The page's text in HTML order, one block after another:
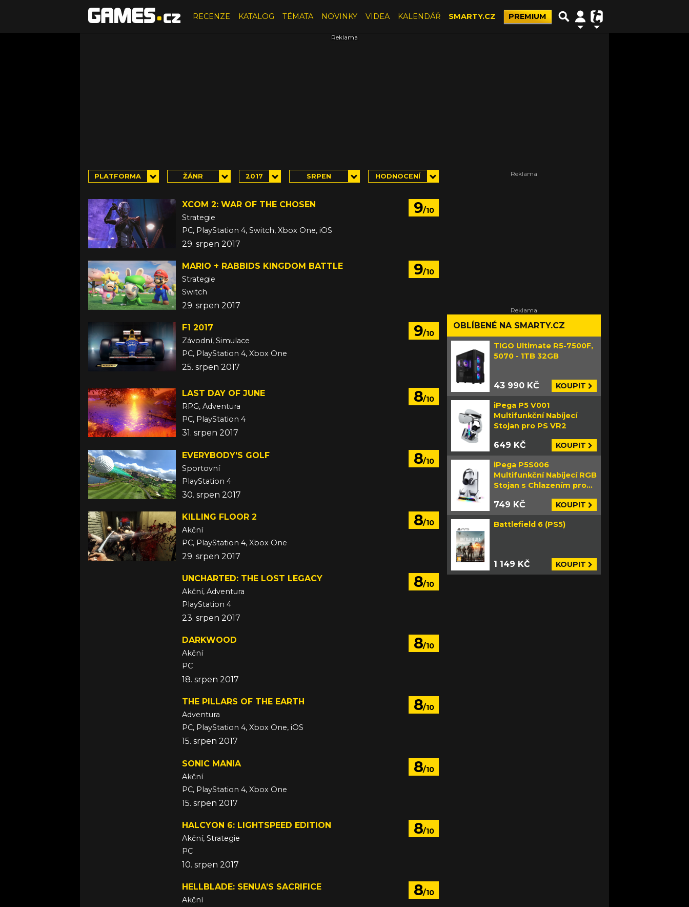
RECENZE KATALOG TÉMATA NOVINKY VIDEA KALENDÁŘ SMARTY.CZ PREMIUM
PLATFORMA ŽÁNR 2017 SRPEN HODNOCENÍ
9/10
XCOM 2: WAR OF THE CHOSEN
Strategie
PC, PlayStation 4, Switch, Xbox One, iOS
29. srpen 2017
9/10
MARIO + RABBIDS KINGDOM BATTLE
Strategie
Switch
29. srpen 2017
9/10
F1 2017
Závodní, Simulace
PC, PlayStation 4, Xbox One
25. srpen 2017
8/10
LAST DAY OF JUNE
RPG, Adventura
PC, PlayStation 4
31. srpen 2017
8/10
EVERYBODY'S GOLF
Sportovní
PlayStation 4
30. srpen 2017
8/10
KILLING FLOOR 2
Akční
PC, PlayStation 4, Xbox One
29. srpen 2017
8/10
UNCHARTED: THE LOST LEGACY
Akční, Adventura
PlayStation 4
23. srpen 2017
8/10
DARKWOOD
Akční
PC
18. srpen 2017
8/10
THE PILLARS OF THE EARTH
Adventura
PC, PlayStation 4, Xbox One, iOS
15. srpen 2017
8/10
SONIC MANIA
Akční
PC, PlayStation 4, Xbox One
15. srpen 2017
8/10
HALCYON 6: LIGHTSPEED EDITION
Akční, Strategie
PC
10. srpen 2017
8/10
HELLBLADE: SENUA’S SACRIFICE
Akční
OBLÍBENÉ NA SMARTY.CZ
TIGO Ultimate R5-7500F,
5070 - 1TB 32GB
43 990 KČ KOUPIT
iPega P5 V001
Multifunkční Nabíjecí
Stojan pro PS VR2
649 KČ KOUPIT
iPega P5S006
Multifunkční Nabíjecí RGB
Stojan s Chlazením pro
749 KČ KOUPIT
Battlefield 6 (PS5)
1 149 KČ KOUPIT